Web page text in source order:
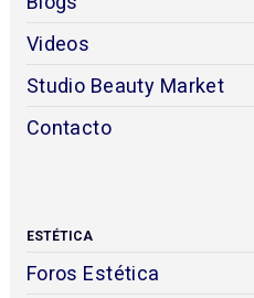
Videos
Studio Beauty Market
Contacto
ESTÉTICA
Foros Estética